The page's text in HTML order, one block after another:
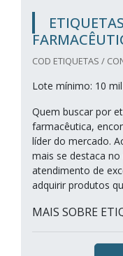
COD ETIQUETAS /
Lote mínimo: 10
Quem buscar por
farmacêutica,
líder do mercado.
mais se destaca
atendimento de
adquirir produtos
MAIS SOBRE